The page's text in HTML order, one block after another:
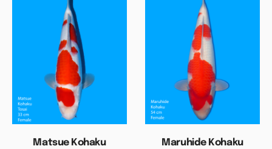
Matsue Kohaku Maruhide Kohaku